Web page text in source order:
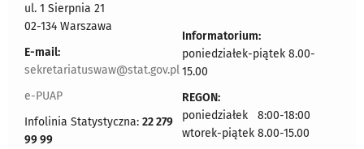
ul. 1 Sierpnia 21
02-134 Warszawa
E-mail:
sekretariatuswaw@stat.gov.pl
e-PUAP
Infolinia Statystyczna: 22 279
99 99
Informatorium:
poniedziałek-piątek 8.00-
15.00
REGON:
poniedziałek 8:00-18:00
wtorek-piątek 8.00-15.00